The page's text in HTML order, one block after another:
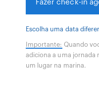
Fazer check-in
Escolha uma data
Importante: Quando
adiciona a uma jornada
um lugar na marina.